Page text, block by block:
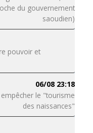
du gouvernement
saoudien)
pouvoir et
06/08 23:18
le "tourisme
des naissances"